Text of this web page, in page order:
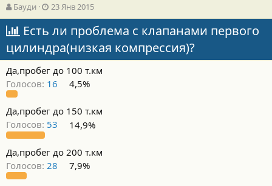
А
в
т
о
р
т
е
м
ы
Бауди
Д
а
а
н
а
ч
а
23 Янв 2015
Есть ли проблема с клапанами первого
цилиндра(низкая компрессия)?
Да,пробег до 100 т.км
Голосов: 16 4,5%
Да,пробег до 150 т.км
Голосов: 53 14,9%
Да,пробег до 200 т.км
Голосов: 28 7,9%